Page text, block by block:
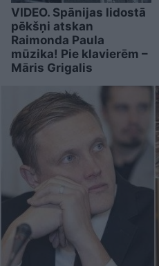
VIDEO. Spānijas lidostā
pēkšņi atskan
Raimonda Paula
mūzika! Pie klavierēm –
Māris Grigalis